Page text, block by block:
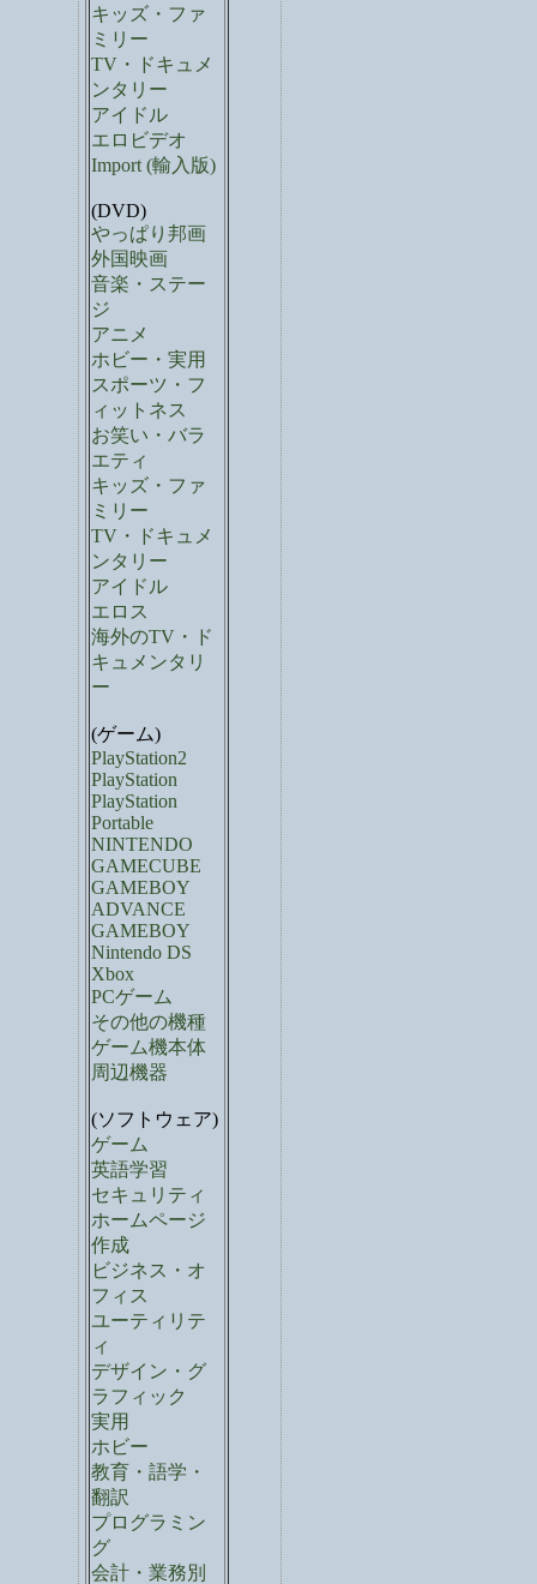
キッズ・ファ
ミリー
TV・ドキュメ
ンタリー
アイドル
エロビデオ
Import (輸入版)
(DVD)
やっぱり邦画
外国映画
音楽・ステー
ジ
アニメ
ホビー・実用
スポーツ・フ
ィットネス
お笑い・バラ
エティ
キッズ・ファ
ミリー
TV・ドキュメ
ンタリー
アイドル
エロス
海外のTV・ド
キュメンタリ
ー
(ゲーム)
PlayStation2
PlayStation
PlayStation
Portable
NINTENDO
GAMECUBE
GAMEBOY
ADVANCE
GAMEBOY
Nintendo DS
Xbox
PCゲーム
その他の機種
ゲーム機本体
周辺機器
(ソフトウェア)
ゲーム
英語学習
セキュリティ
ホームページ
作成
ビジネス・オ
フィス
ユーティリテ
ィ
デザイン・グ
ラフィック
実用
ホビー
教育・語学・
翻訳
プログラミン
グ
会計・業務別